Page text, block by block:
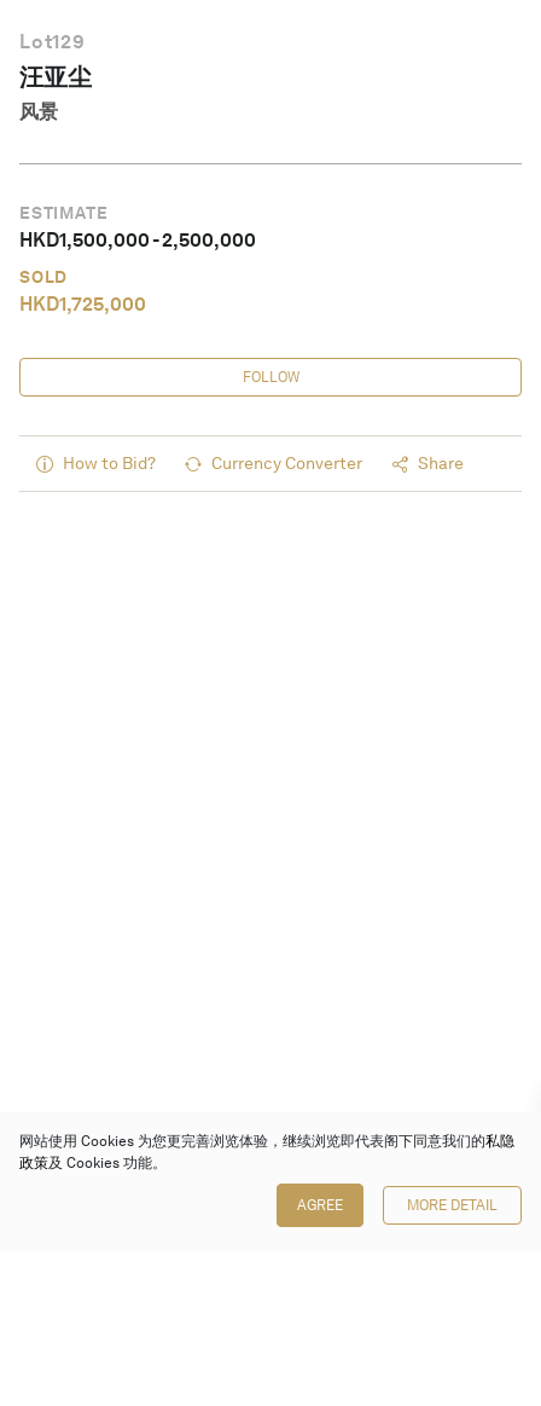
Lot129
汪亚尘
风景
ESTIMATE
HKD1,500,000-2,500,000
SOLD
HKD1,725,000
FOLLOW
How to Bid? Currency Converter Share
网站使用 Cookies 为您更完善浏览体验，继续浏览即代表阁下同意我们的私隐
政策及 Cookies 功能。
AGREE MORE DETAIL